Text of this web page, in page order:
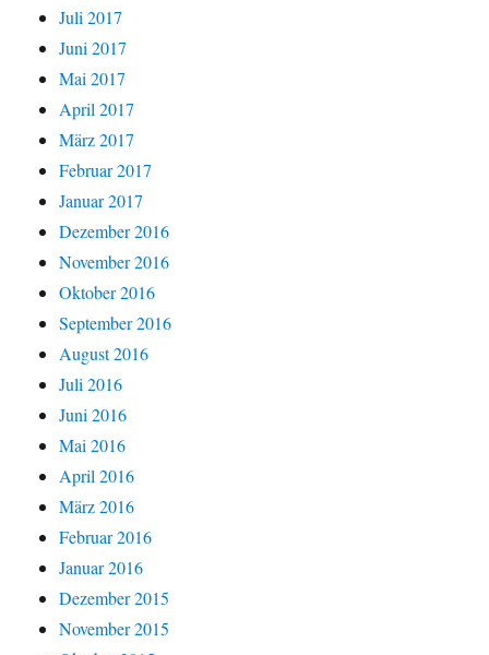
Juli 2017
Juni 2017
Mai 2017
April 2017
März 2017
Februar 2017
Januar 2017
Dezember 2016
November 2016
Oktober 2016
September 2016
August 2016
Juli 2016
Juni 2016
Mai 2016
April 2016
März 2016
Februar 2016
Januar 2016
Dezember 2015
November 2015